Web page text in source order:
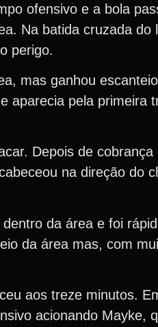
ofensivo e a bola
Na batida cruzada do
perigo.
mas ganhou
aparecia pela primeira
Depois de cobrança
na direção do
da área e foi
da área mas, com
aos treze minutos.
acionando Mayke,